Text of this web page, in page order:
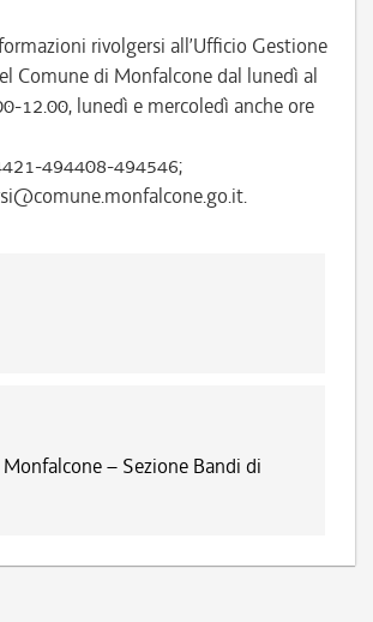
rivolgersi all’Ufficio Gestione
Comune di Monfalcone dal lunedì al
12.00, lunedì e mercoledì anche ore
494408-494546;
– Sezione Bandi di